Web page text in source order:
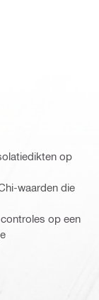
op
waarden die
op een